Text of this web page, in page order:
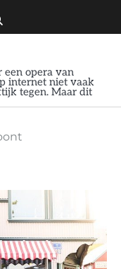
een opera van
internet niet vaak
tegen. Maar dit